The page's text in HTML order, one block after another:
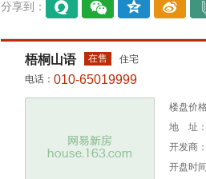
分享到：
间
梧桐山语 在售
住宅
电话： 010-65019999
楼盘价
地 址：
开发商
开盘时